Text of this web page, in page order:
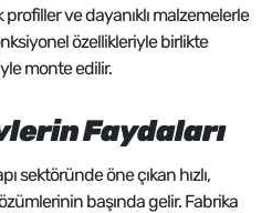
ve dayanıklı malzemelerle
özellikleriyle birlikte
monte edilir.
Faydaları
sektöründe öne çıkan hızlı,
başında gelir. Fabrika